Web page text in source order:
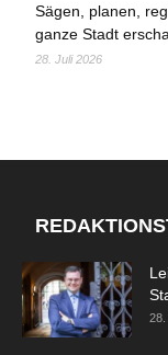
Sägen, planen,
ganze Stadt
28. Juli 2026
28.